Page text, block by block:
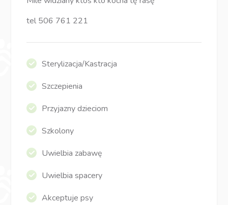
tel 506 761 221
Sterylizacja/Kastracja
Szczepienia
Przyjazny dzieciom
Szkolony
Uwielbia zabawę
Uwielbia spacery
Akceptuje psy